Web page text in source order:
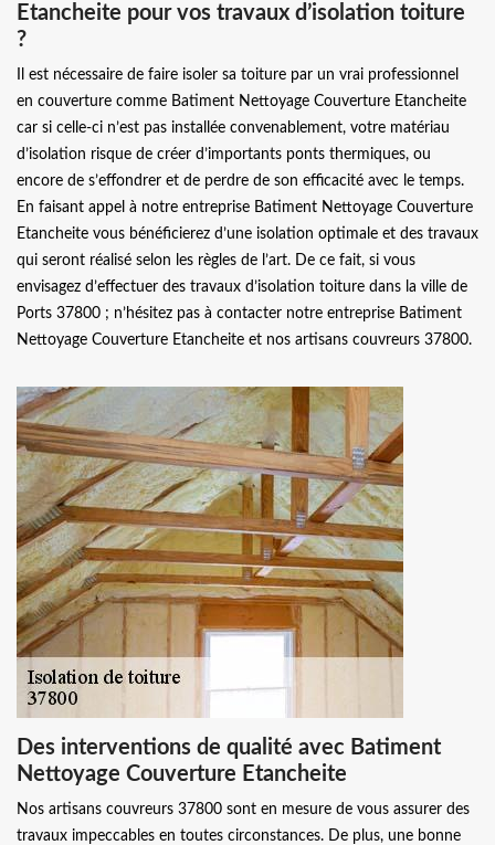
Etancheite pour vos travaux d’isolation toiture
?
Il est nécessaire de faire isoler sa toiture par un vrai professionnel
en couverture comme Batiment Nettoyage Couverture Etancheite
car si celle-ci n’est pas installée convenablement, votre matériau
d’isolation risque de créer d’importants ponts thermiques, ou
encore de s’effondrer et de perdre de son efficacité avec le temps.
En faisant appel à notre entreprise Batiment Nettoyage Couverture
Etancheite vous bénéficierez d’une isolation optimale et des travaux
qui seront réalisé selon les règles de l’art. De ce fait, si vous
envisagez d’effectuer des travaux d’isolation toiture dans la ville de
Ports 37800 ; n’hésitez pas à contacter notre entreprise Batiment
Nettoyage Couverture Etancheite et nos artisans couvreurs 37800.
Des interventions de qualité avec Batiment
Nettoyage Couverture Etancheite
Nos artisans couvreurs 37800 sont en mesure de vous assurer des
travaux impeccables en toutes circonstances. De plus, une bonne